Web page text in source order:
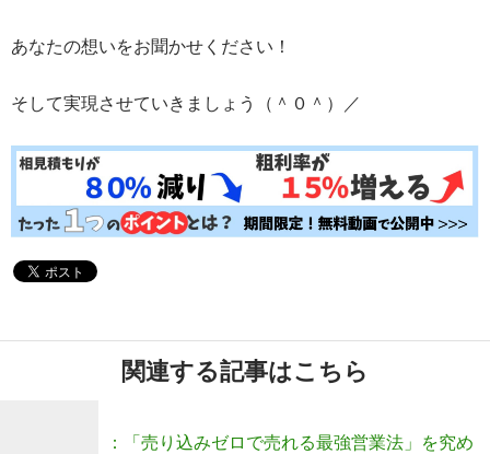
あなたの想いをお聞かせください！
そして実現させていきましょう（＾０＾）／
関連する記事はこちら
：「売り込みゼロで売れる最強営業法」を究め